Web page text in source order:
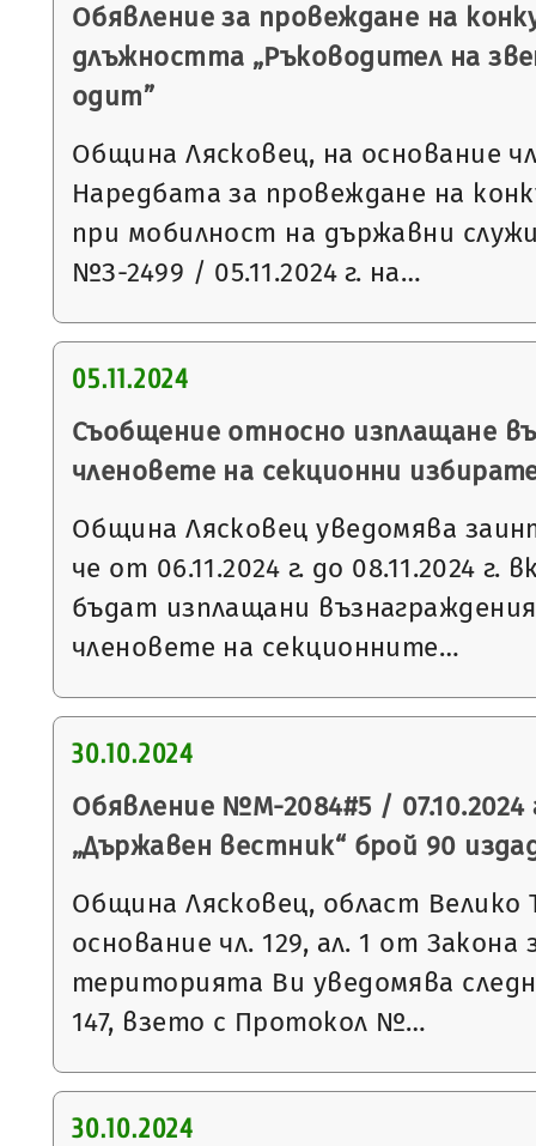
Обявление за провеждане на
длъжността „Ръководител на
одит”
Община Лясковец, на основание
Наредбата за провеждане на
при мобилност на държавни
№З-2499 / 05.11.2024 г. на…
05.11.2024
Съобщение относно изплащане
членовете на секционни
Община Лясковец уведомява
че от 06.11.2024 г. до 08.11.2024 г.
бъдат изплащани
членовете на секционните…
30.10.2024
Обявление №М-2084#5 / 07.10.2024
„Държавен вестник“ брой 90
Община Лясковец, област Велико
основание чл. 129, ал. 1 от
територията Ви уведомява
147, взето с Протокол №…
30.10.2024